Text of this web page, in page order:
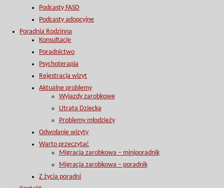
Podcasty FASD
Podcasty adopcyjne
Poradnia Rodzinna
Konsultacje
Poradnictwo
Psychoterapia
Rejestracja wizyt
Aktualne problemy
Wyjazdy zarobkowe
Utrata Dziecka
Problemy młodzieży
Odwołanie wizyty
Warto przeczytać
Migracja zarobkowa – miniporadnik
Migracja zarobkowa – poradnik
Z życia poradni